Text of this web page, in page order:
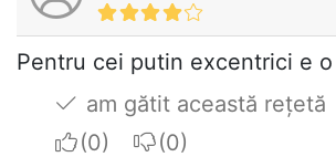
Pentru cei putin excentrici e
am gătit această rețetă
I apreciateI do not